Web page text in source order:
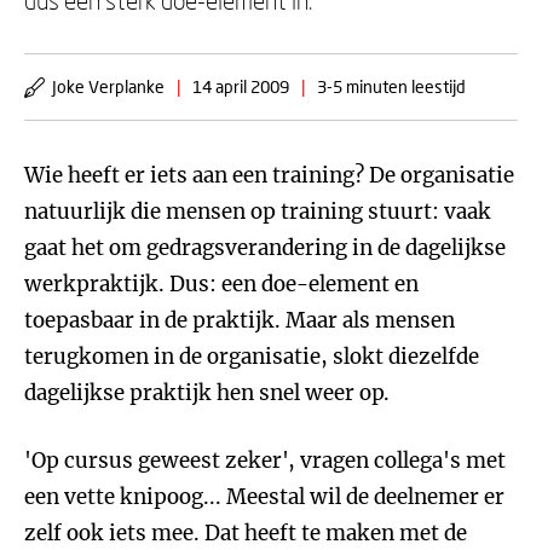
Joke Verplanke | 14 april 2009 | 3-5 minuten leestijd
Wie heeft er iets aan een training? De organisatie
natuurlijk die mensen op training stuurt: vaak
gaat het om gedragsverandering in de dagelijkse
werkpraktijk. Dus: een doe-element en
toepasbaar in de praktijk. Maar als mensen
terugkomen in de organisatie, slokt diezelfde
dagelijkse praktijk hen snel weer op.
'Op cursus geweest zeker', vragen collega's met
een vette knipoog... Meestal wil de deelnemer er
zelf ook iets mee. Dat heeft te maken met de